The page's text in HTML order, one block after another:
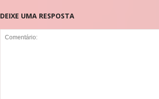
DEIXE UMA RESPOSTA